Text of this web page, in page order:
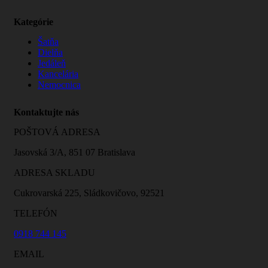
Kategórie
Šatňa
Dielňa
Jedáleň
Kancelária
Nemocnica
Kontaktujte nás
POŠTOVÁ ADRESA
Jasovská 3/A, 851 07 Bratislava
ADRESA SKLADU
Cukrovarská 225, Sládkovičovo, 92521
TELEFÓN
0918 744 145
EMAIL